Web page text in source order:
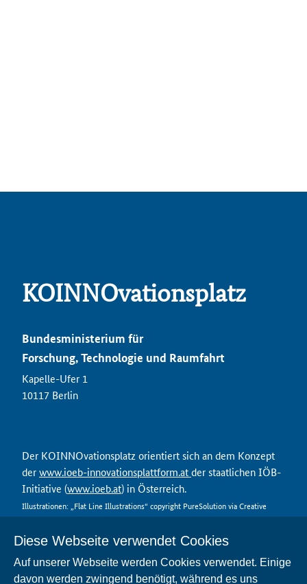
Diese Webseite verwendet Cookies
Auf unserer Webseite werden Cookies verwendet. Einige
davon werden zwingend benötigt, während es uns
KOINNOvationsplatz
Bundesministerium für
Forschung, Technologie und Raumfahrt
Kapelle-Ufer 1
10117 Berlin
Der KOINNOvationsplatz orientiert sich an dem Konzept
derwww.ioeb-innovationsplattform.atder staatlichen IÖB-
Initiative (www.ioeb.at) in Österreich.
Illustrationen: „Flat Line Illustrations“ copyright PureSolution via Creative